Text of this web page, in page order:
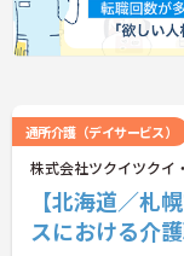
通所介護（デイサービス）
株式会社ツクイツクイ
【北海道／札
スにおける介